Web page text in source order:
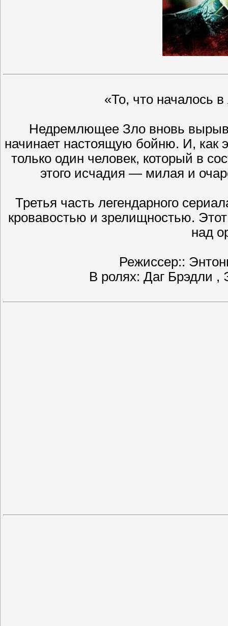
«То, что началось
Недремлющее Зло вновь
начинает настоящую бойню. И, как
только один человек, который в
этого исчадия — милая и
Третья часть легендарного
кровавостью и зрелищностью.
над
Режиссер::
В ролях: Даг Брэдли